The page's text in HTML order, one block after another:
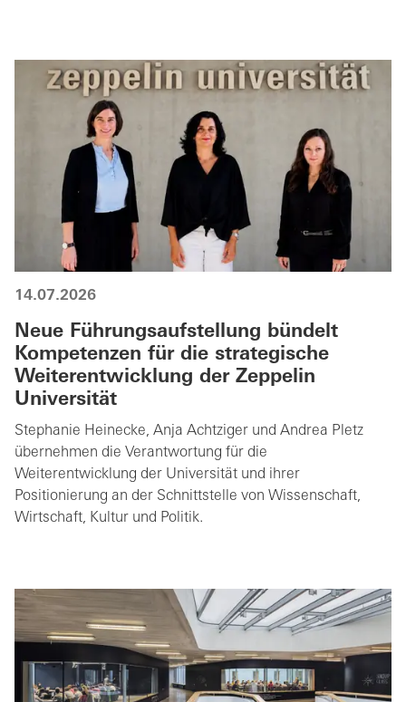
14.07.2026
Neue Führungsaufstellung bündelt
Kompetenzen für die strategische
Weiterentwicklung der Zeppelin
Universität
Stephanie Heinecke, Anja Achtziger und Andrea Pletz
übernehmen die Verantwortung für die
Weiterentwicklung der Universität und ihrer
Positionierung an der Schnittstelle von Wissenschaft,
Wirtschaft, Kultur und Politik.